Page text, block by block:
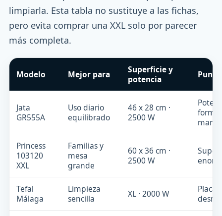
limpiarla. Esta tabla no sustituye a las fichas,
pero evita comprar una XXL solo por parecer
más completa.
Modelo Mejor para
Superficie y
potencia
Jata
GR555A
Uso diario
equilibrado
46 x 28 cm ·
2500 W
Princess
103120
XXL
Familias y
mesa
grande
60 x 36 cm ·
2500 W
Tefal
Málaga
Limpieza
sencilla
XL · 2000 W
Placas